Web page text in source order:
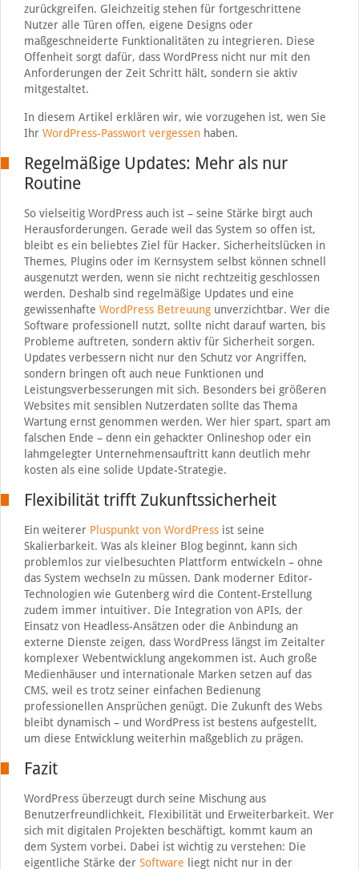
zurückgreifen. Gleichzeitig stehen für fortgeschrittene
Nutzer alle Türen offen, eigene Designs oder
maßgeschneiderte Funktionalitäten zu integrieren. Diese
Offenheit sorgt dafür, dass WordPress nicht nur mit den
Anforderungen der Zeit Schritt hält, sondern sie aktiv
mitgestaltet.
In diesem Artikel erklären wir, wie vorzugehen ist, wen Sie
Ihr WordPress-Passwort vergessenhaben.
Regelmäßige Updates: Mehr als nur
Routine
So vielseitig WordPress auch ist – seine Stärke birgt auch
Herausforderungen. Gerade weil das System so offen ist,
bleibt es ein beliebtes Ziel für Hacker. Sicherheitslücken in
Themes, Plugins oder im Kernsystem selbst können schnell
ausgenutzt werden, wenn sie nicht rechtzeitig geschlossen
werden. Deshalb sind regelmäßige Updates und eine
gewissenhafte WordPress Betreuungunverzichtbar. Wer die
Software professionell nutzt, sollte nicht darauf warten, bis
Probleme auftreten, sondern aktiv für Sicherheit sorgen.
Updates verbessern nicht nur den Schutz vor Angriffen,
sondern bringen oft auch neue Funktionen und
Leistungsverbesserungen mit sich. Besonders bei größeren
Websites mit sensiblen Nutzerdaten sollte das Thema
Wartung ernst genommen werden. Wer hier spart, spart am
falschen Ende – denn ein gehackter Onlineshop oder ein
lahmgelegter Unternehmensauftritt kann deutlich mehr
kosten als eine solide Update-Strategie.
Flexibilität trifft Zukunftssicherheit
Ein weiterer Pluspunkt von WordPressist seine
Skalierbarkeit. Was als kleiner Blog beginnt, kann sich
problemlos zur vielbesuchten Plattform entwickeln – ohne
das System wechseln zu müssen. Dank moderner Editor-
Technologien wie Gutenberg wird die Content-Erstellung
zudem immer intuitiver. Die Integration von APIs, der
Einsatz von Headless-Ansätzen oder die Anbindung an
externe Dienste zeigen, dass WordPress längst im Zeitalter
komplexer Webentwicklung angekommen ist. Auch große
Medienhäuser und internationale Marken setzen auf das
CMS, weil es trotz seiner einfachen Bedienung
professionellen Ansprüchen genügt. Die Zukunft des Webs
bleibt dynamisch – und WordPress ist bestens aufgestellt,
um diese Entwicklung weiterhin maßgeblich zu prägen.
Fazit
WordPress überzeugt durch seine Mischung aus
Benutzerfreundlichkeit, Flexibilität und Erweiterbarkeit. Wer
sich mit digitalen Projekten beschäftigt, kommt kaum an
dem System vorbei. Dabei ist wichtig zu verstehen: Die
eigentliche Stärke der Software liegt nicht nur in der